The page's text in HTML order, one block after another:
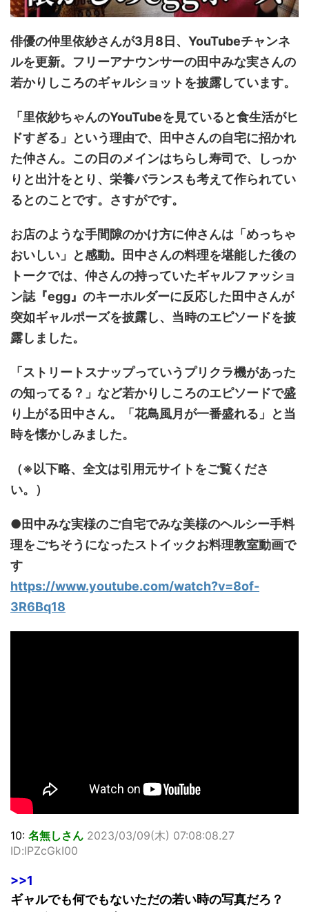
俳優の仲里依紗さんが3月8日、YouTubeチャンネ
ルを更新。フリーアナウンサーの田中みな実さんの
若かりしころのギャルショットを披露しています。
「里依紗ちゃんのYouTubeを見ていると食生活がヒ
ドすぎる」という理由で、田中さんの自宅に招かれ
た仲さん。この日のメインはちらし寿司で、しっか
りと出汁をとり、栄養バランスも考えて作られてい
るとのことです。さすがです。
お店のような手間隙のかけ方に仲さんは「めっちゃ
おいしい」と感動。田中さんの料理を堪能した後の
トークでは、仲さんの持っていたギャルファッショ
ン誌『egg』のキーホルダーに反応した田中さんが
突如ギャルポーズを披露し、当時のエピソードを披
露しました。
「ストリートスナップっていうプリクラ機があった
の知ってる？」など若かりしころのエピソードで盛
り上がる田中さん。「花鳥風月が一番盛れる」と当
時を懐かしみました。
（※以下略、全文は引用元サイトをご覧くださ
い。）
●田中みな実様のご自宅でみな美様のヘルシー手料
理をごちそうになったストイックお料理教室動画で
す
https://www.youtube.com/watch?v=8of-
3R6Bq18
10: 名無しさん 2023/03/09(木) 07:08:08.27
ID:lPZcGkI00
>>1
ギャルでも何でもないただの若い時の写真だろ？